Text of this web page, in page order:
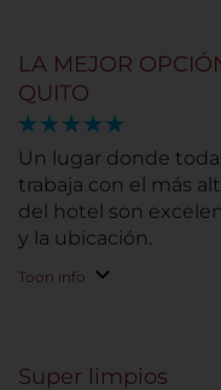
LA MEJOR
QUITO
Un lugar donde
trabaja con el más
del hotel son
y la ubicación.
Toon info
Super limpios